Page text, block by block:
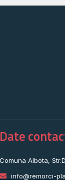
Date
Comuna Albota,
info@remorci-